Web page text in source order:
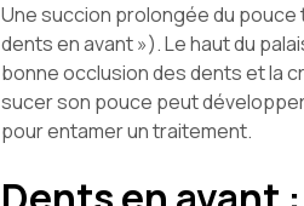
Une succion prolongée du pouce
dents en avant »). Le haut du
bonne occlusion des dents et la
sucer son pouce peut
pour entamer un traitement.